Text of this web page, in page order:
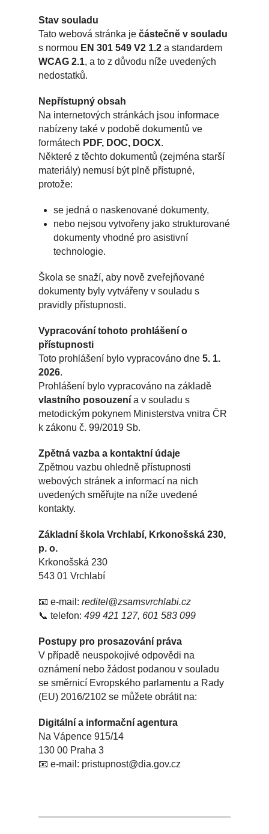
Stav souladu
Tato webová stránka je částečně v souladu
s normou EN 301 549 V2 1.2 a standardem
WCAG 2.1, a to z důvodu níže uvedených
nedostatků.
Nepřístupný obsah
Na internetových stránkách jsou informace
nabízeny také v podobě dokumentů ve
formátech PDF, DOC, DOCX.
Některé z těchto dokumentů (zejména starší
materiály) nemusí být plně přístupné,
protože:
se jedná o naskenované dokumenty,
nebo nejsou vytvořeny jako strukturované
dokumenty vhodné pro asistivní
technologie.
Škola se snaží, aby nově zveřejňované
dokumenty byly vytvářeny v souladu s
pravidly přístupnosti.
Vypracování tohoto prohlášení o
přístupnosti
Toto prohlášení bylo vypracováno dne 5. 1.
2026.
Prohlášení bylo vypracováno na základě
vlastního posouzení a v souladu s
metodickým pokynem Ministerstva vnitra ČR
k zákonu č. 99/2019 Sb.
Zpětná vazba a kontaktní údaje
Zpětnou vazbu ohledně přístupnosti
webových stránek a informací na nich
uvedených směřujte na níže uvedené
kontakty.
Základní škola Vrchlabí, Krkonošská 230,
p. o.
Krkonošská 230
543 01 Vrchlabí
📧 e‑mail: reditel@zsamsvrchlabi.cz
📞 telefon: 499 421 127, 601 583 099
Postupy pro prosazování práva
V případě neuspokojivé odpovědi na
oznámení nebo žádost podanou v souladu
se směrnicí Evropského parlamentu a Rady
(EU) 2016/2102 se můžete obrátit na:
Digitální a informační agentura
Na Vápence 915/14
130 00 Praha 3
📧 e‑mail: pristupnost@dia.gov.cz